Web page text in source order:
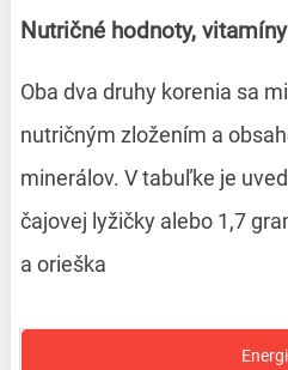
Nutričné hodnoty,
Oba dva druhy korenia sa
nutričným zložením a
minerálov. V tabuľke je
čajovej lyžičky alebo 1,7
a orieška